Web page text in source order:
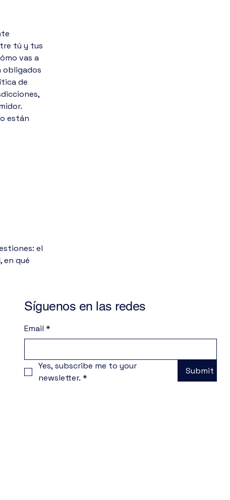
tú y tus
vas a
obligados
de
están
el
en qué
Síguenos en las redes
Email *
Yes, subscribe me to your
newsletter. *
Submit